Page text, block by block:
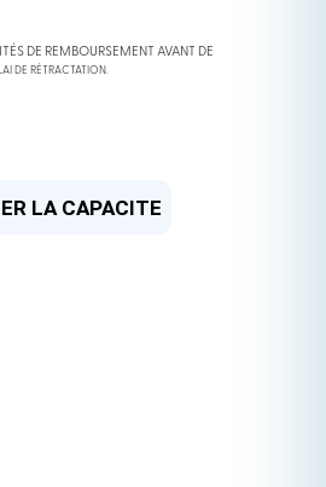
DE REMBOURSEMENT AVANT DE
DE RÉTRACTATION.